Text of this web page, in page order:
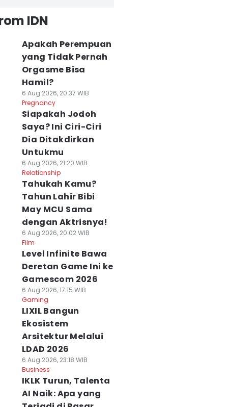
IDN
Apakah Perempuan
yang Tidak Pernah
Orgasme Bisa
Hamil?
6 Aug 2026, 20:37 WIB
Pregnancy
Siapakah Jodoh
Saya? Ini Ciri-Ciri
Dia Ditakdirkan
Untukmu
6 Aug 2026, 21:20 WIB
Relationship
Tahukah Kamu?
Tahun Lahir Bibi
May MCU Sama
dengan Aktrisnya!
6 Aug 2026, 20:02 WIB
Film
Level Infinite Bawa
Deretan Game Ini ke
Gamescom 2026
6 Aug 2026, 17:15 WIB
Gaming
LIXIL Bangun
Ekosistem
Arsitektur Melalui
LDAD 2026
6 Aug 2026, 23:18 WIB
Business
IKLK Turun, Talenta
AI Naik: Apa yang